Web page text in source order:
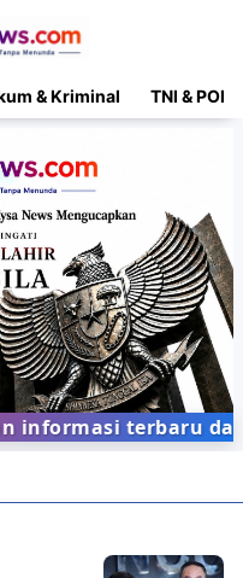
& Kriminal TNI &
terbaru dari